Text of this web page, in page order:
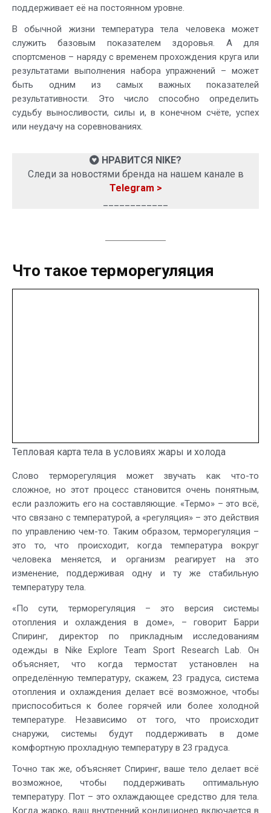
поддерживает её на постоянном уровне.
В обычной жизни температура тела человека может
служить базовым показателем здоровья. А для
спортсменов – наряду с временем прохождения круга или
результатами выполнения набора упражнений – может
быть одним из самых важных показателей
результативности. Это число способно определить
судьбу выносливости, силы и, в конечном счёте, успех
или неудачу на соревнованиях.
НРАВИТСЯ NIKE?
Следи за новостями бренда на нашем канале в
Telegram >
Что такое терморегуляция
Тепловая карта тела в условиях жары и холода
Слово терморегуляция может звучать как что-то
сложное, но этот процесс становится очень понятным,
если разложить его на составляющие. «Термо» – это всё,
что связано с температурой, а «регуляция» – это действия
по управлению чем-то. Таким образом, терморегуляция –
это то, что происходит, когда температура вокруг
человека меняется, и организм реагирует на это
изменение, поддерживая одну и ту же стабильную
температуру тела.
«По сути, терморегуляция – это версия системы
отопления и охлаждения в доме», – говорит Барри
Спиринг, директор по прикладным исследованиям
одежды в Nike Explore Team Sport Research Lab. Он
объясняет, что когда термостат установлен на
определённую температуру, скажем, 23 градуса, система
отопления и охлаждения делает всё возможное, чтобы
приспособиться к более горячей или более холодной
температуре. Независимо от того, что происходит
снаружи, системы будут поддерживать в доме
комфортную прохладную температуру в 23 градуса.
Точно так же, объясняет Спиринг, ваше тело делает всё
возможное, чтобы поддерживать оптимальную
температуру. Пот – это охлаждающее средство для тела.
Когда жарко, ваш внутренний кондиционер включается в